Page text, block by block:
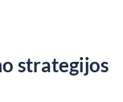
strategijos